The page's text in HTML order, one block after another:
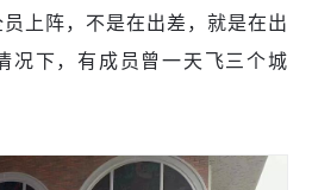
上阵，不是在出差，就是在出
况下，有成员曾一天飞三个城